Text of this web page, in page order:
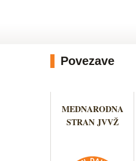
Povezave
MEDNARODNA
STRAN JVVŽ